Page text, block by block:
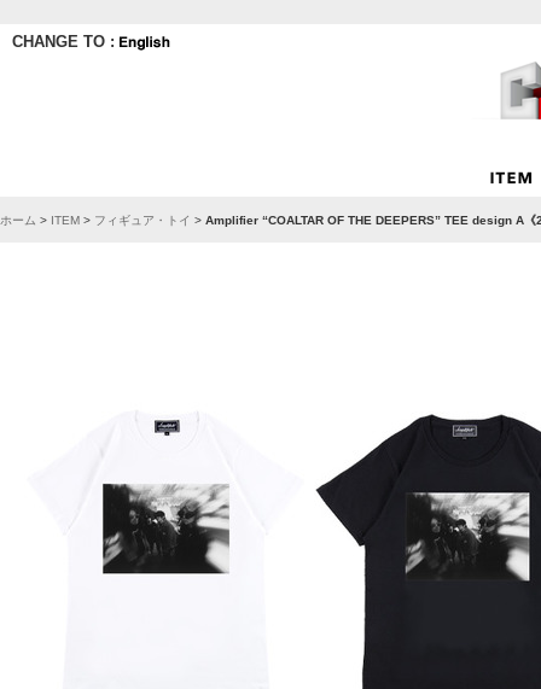
CHANGE TO :
ホーム > ITEM > フィギュア・トイ > Amplifier “COALTAR OF THE DEEPERS” TEE design A《